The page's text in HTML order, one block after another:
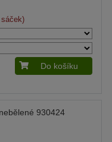
Do košíku
930424